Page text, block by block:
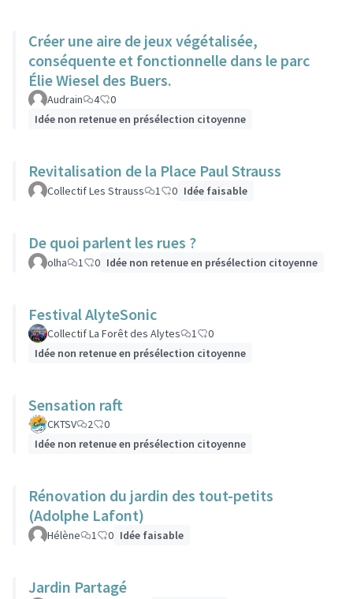
Créer une aire de jeux végétalisée,
conséquente et fonctionnelle dans le parc
Élie Wiesel des Buers.
Audrain 4
0
Idée non retenue en présélection citoyenne
Revitalisation de la Place Paul Strauss
Collectif Les Strauss 1 0 Idée faisable
De quoi parlent les rues ?
olha 1 0 Idée non retenue en présélection citoyenne
Festival AlyteSonic
Collectif La Forêt des Alytes 1
0
Idée non retenue en présélection citoyenne
Sensation raft
CKTSV 2
0
Idée non retenue en présélection citoyenne
Rénovation du jardin des tout-petits
(Adolphe Lafont)
Hélène 1 0 Idée faisable
Jardin Partagé